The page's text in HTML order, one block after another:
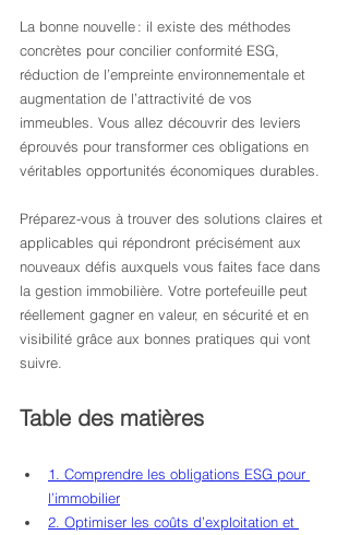
La bonne nouvelle : il existe des méthodes
concrètes pour concilier conformité ESG,
réduction de l’empreinte environnementale et
augmentation de l’attractivité de vos
immeubles. Vous allez découvrir des leviers
éprouvés pour transformer ces obligations en
véritables opportunités économiques durables.
Préparez-vous à trouver des solutions claires et
applicables qui répondront précisément aux
nouveaux défis auxquels vous faites face dans
la gestion immobilière. Votre portefeuille peut
réellement gagner en valeur, en sécurité et en
visibilité grâce aux bonnes pratiques qui vont
suivre.
Table des matières
1. Comprendre les obligations ESG pour
l’immobilier
2. Optimiser les coûts d’exploitation et